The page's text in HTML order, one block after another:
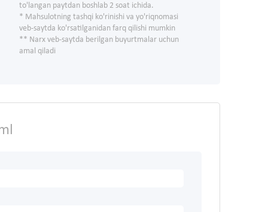
to'langan paytdan boshlab 2 soat ichida.
* Mahsulotning tashqi ko'rinishi va yo'riqnomasi
veb-saytda ko'rsatilganidan farq qilishi mumkin
** Narx veb-saytda berilgan buyurtmalar uchun
amal qiladi